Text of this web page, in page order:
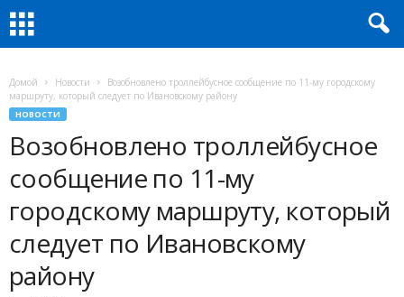
Домой Новости
Возобновлено троллейбусное сообщение по 11-му городскому
маршруту, который следует по Ивановскому району
НОВОСТИ
Возобновлено троллейбусное
сообщение по 11-му
городскому маршруту, который
следует по Ивановскому
району